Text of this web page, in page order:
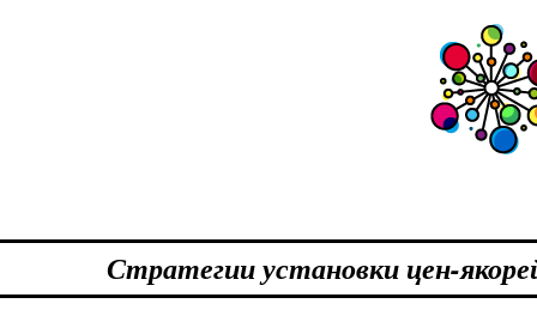
Стратегии установки цен-